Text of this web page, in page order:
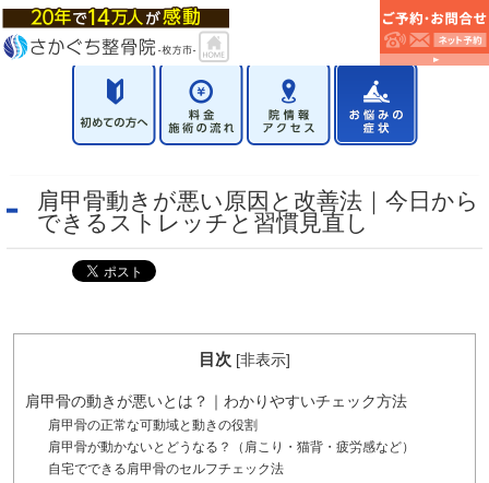
肩甲骨動きが悪い原因と改善法｜今日から
できるストレッチと習慣見直し
目次 [非表示]
肩甲骨の動きが悪いとは？｜わかりやすいチェック方法
肩甲骨の正常な可動域と動きの役割
肩甲骨が動かないとどうなる？（肩こり・猫背・疲労感など）
自宅でできる肩甲骨のセルフチェック法